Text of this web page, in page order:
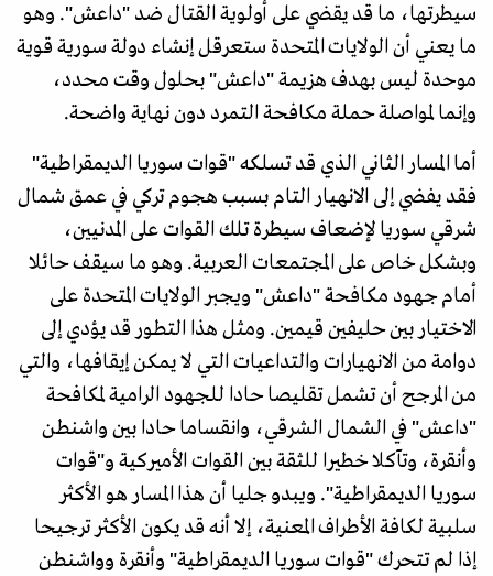
سيطرتها، ما قد يقضي على أولوية القتال ضد "داعش". وهو
ما يعني أن الولايات المتحدة ستعرقل إنشاء دولة سورية قوية
موحدة ليس بهدف هزيمة "داعش" بحلول وقت محدد،
وإنما لمواصلة حملة مكافحة التمرد دون نهاية واضحة.
أما المسار الثاني الذي قد تسلكه "قوات سوريا الديمقراطية"
فقد يفضي إلى الانهيار التام بسبب هجوم تركي في عمق شمال
شرقي سوريا لإضعاف سيطرة تلك القوات على المدنيين،
وبشكل خاص على المجتمعات العربية. وهو ما سيقف حائلا
أمام جهود مكافحة "داعش" ويجبر الولايات المتحدة على
الاختيار بين حليفين قيمين. ومثل هذا التطور قد يؤدي إلى
دوامة من الانهيارات والتداعيات التي لا يمكن إيقافها، والتي
من المرجح أن تشمل تقليصا حادا للجهود الرامية لمكافحة
"داعش" في الشمال الشرقي، وانقساما حادا بين واشنطن
وأنقرة، وتآكلا خطيرا للثقة بين القوات الأميركية و"قوات
سوريا الديمقراطية". ويبدو جليا أن هذا المسار هو الأكثر
سلبية لكافة الأطراف المعنية، إلا أنه قد يكون الأكثر ترجيحا
إذا لم تتحرك "قوات سوريا الديمقراطية" وأنقرة وواشنطن